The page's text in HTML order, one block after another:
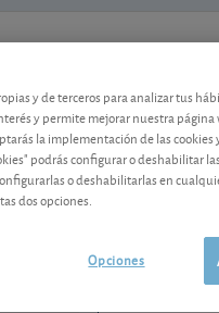
CAF:
El fabricante
precio?
y de terceros para analizar tus
y permite mejorar nuestra
la implementación de las
podrás configurar o deshabilitar
o deshabilitarlas en
dos opciones.
Opciones